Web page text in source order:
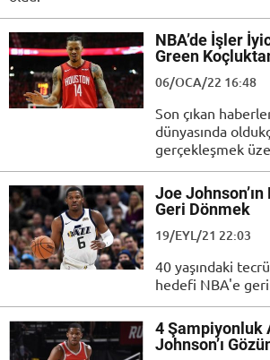
NBA’de İşler
Green
06/OCA/22 16:48
Son çıkan
dünyasında
gerçekleşmek
Joe Johnson’ın
Geri Dönmek
19/EYL/21 22:03
40 yaşındaki
hedefi NBA'e
4 Şampiyonluk
Johnson’ı